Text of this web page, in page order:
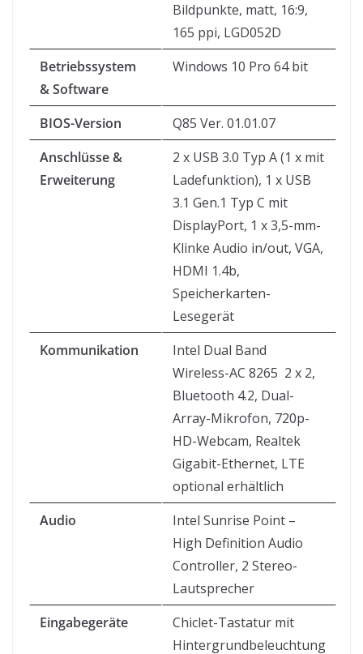
Bildpunkte, matt, 16:9,
165 ppi, LGD052D
Betriebssystem
& Software
Windows 10 Pro 64 bit
BIOS-Version
Q85 Ver. 01.01.07
Anschlüsse &
Erweiterung
2 x USB 3.0 Typ A (1 x mit
Ladefunktion), 1 x USB
3.1 Gen.1 Typ C mit
DisplayPort, 1 x 3,5-mm-
Klinke Audio in/out, VGA,
HDMI 1.4b,
Speicherkarten-
Lesegerät
Kommunikation
Intel Dual Band
Wireless-AC 8265 2 x 2,
Bluetooth 4.2, Dual-
Array-Mikrofon, 720p-
HD-Webcam, Realtek
Gigabit-Ethernet, LTE
optional erhältlich
Audio
Intel Sunrise Point –
High Definition Audio
Controller, 2 Stereo-
Lautsprecher
Eingabegeräte
Chiclet-Tastatur mit
Hintergrundbeleuchtung